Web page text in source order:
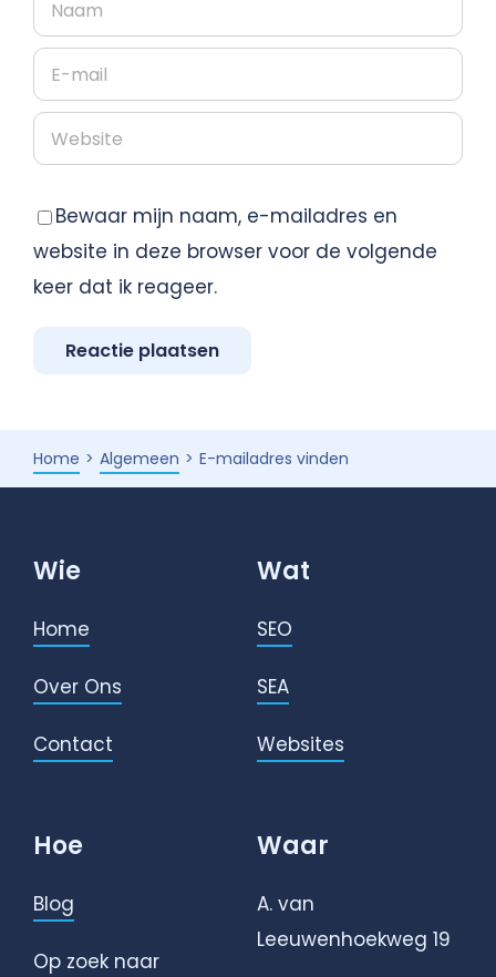
Bewaar mijn naam, e-mailadres en
website in deze browser voor de volgende
keer dat ik reageer.
Home Algemeen E-mailadres vinden
Wie
Home
Over Ons
Contact
Wat
SEO
SEA
Websites
Hoe
Blog
Op zoek naar
Waar
A. van
Leeuwenhoekweg 19